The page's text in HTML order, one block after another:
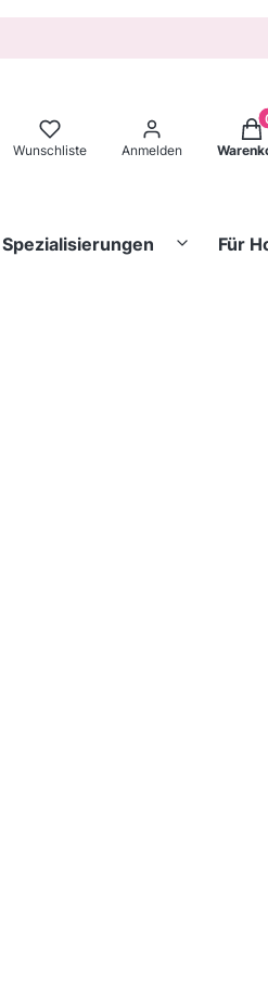
Wunschliste Anmelden
Spezialisierungen Für